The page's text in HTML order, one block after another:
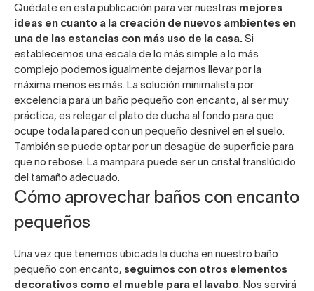
Quédate en esta publicación para ver nuestras mejores
ideas en cuanto a la creación de nuevos ambientes en
una de las estancias con más uso de la casa. Si
establecemos una escala de lo más simple a lo más
complejo podemos igualmente dejarnos llevar por la
máxima menos es más. La solución minimalista por
excelencia para un baño pequeño con encanto, al ser muy
práctica, es relegar el plato de ducha al fondo para que
ocupe toda la pared con un pequeño desnivel en el suelo.
También se puede optar por un desagüe de superficie para
que no rebose. La mampara puede ser un cristal translúcido
del tamaño adecuado.
Cómo aprovechar baños con encanto
pequeños
Una vez que tenemos ubicada la ducha en nuestro baño
pequeño con encanto, seguimos con otros elementos
decorativos como el mueble para el lavabo. Nos servirá